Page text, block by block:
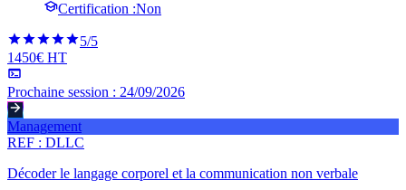
Certification :Non
5/5
1450€ HT
Prochaine session : 24/09/2026
Management
REF : DLLC
Décoder le langage corporel et la communication non verbale